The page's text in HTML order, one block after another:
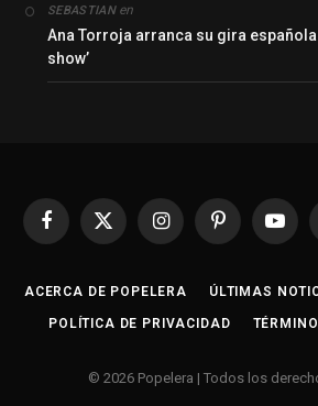
SEBASTIANen
Ana Torroja arranca su gira española
show’
Facebook
X
InstagramPinterest
ACERCA DE POPELERA ÚLTIMAS
POLÍTICA DE PRIVACIDAD
© 2026 Popelera | Todos los